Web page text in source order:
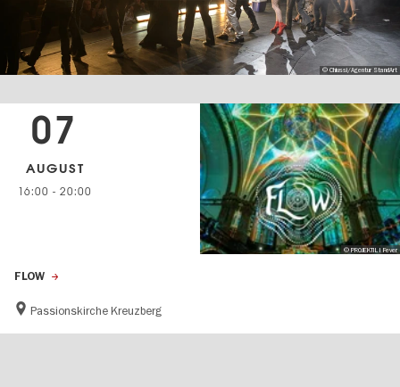
© Chiussi/Agentur StandArt
FLOW
Passionskirche Kreuzberg
07
AUGUST
16:00 - 20:00
© PROJEKTIL I Fever